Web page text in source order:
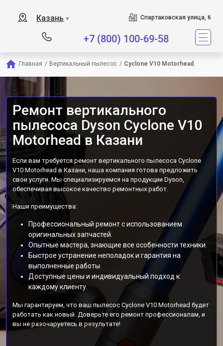
Казань ▼ Спартаковская улица, 6
+7 (800) 100-69-58
Главная / Вертикальный пылесос / Cyclone V10 Motorhead
Ремонт вертикального
пылесоса Dyson Cyclone V10
Motorhead в Казани
Если вам требуется ремонт вертикального пылесоса Cyclone
V10 Motorhead в Казани, наша компания готова предложить
свои услуги. Мы специализируемся на продукции Dyson,
обеспечивая высокое качество ремонтных работ.
Наши преимущества:
Профессиональный ремонт с использованием
оригинальных запчастей.
Опытные мастера, знающие все особенности техники.
Быстрое устранение неполадок и гарантия на
выполненные работы.
Доступные цены и индивидуальный подход к
каждому клиенту.
Мы гарантируем, что ваш пылесос Cyclone V10 Motorhead будет
работать как новый. Доверьте его ремонт профессионалам, и
вы не разочаруетесь в результате!